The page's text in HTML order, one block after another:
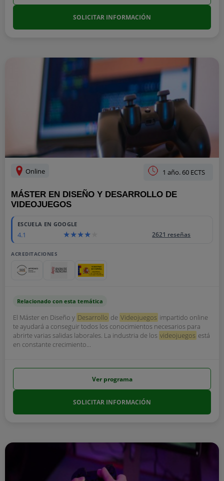
SOLICITAR INFORMACIÓN
Online 1 año. 60 ECTS
MÁSTER EN DISEÑO Y DESARROLLO DE
VIDEOJUEGOS
ESCUELA EN GOOGLE
4.1 2621 reseñas
ACREDITACIONES
Relacionado con esta temática
El Máster en Diseño y Desarrollo de Videojuegos impartido online
te ayudará a conseguir todos los conocimientos necesarios para
abrirte varias salidas laborales. La industria de los videojuegos está
en constante crecimiento...
Ver programa
SOLICITAR INFORMACIÓN